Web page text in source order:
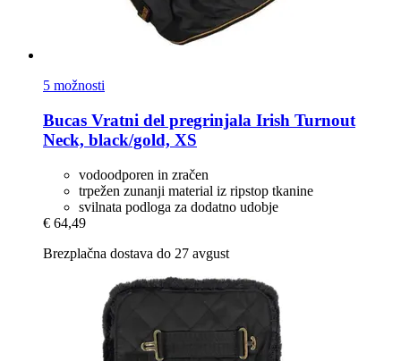
5 možnosti
Bucas Vratni del pregrinjala Irish Turnout
Neck, black/gold, XS
vodoodporen in zračen
trpežen zunanji material iz ripstop tkanine
svilnata podloga za dodatno udobje
€ 64,49
Brezplačna dostava do 27 avgust